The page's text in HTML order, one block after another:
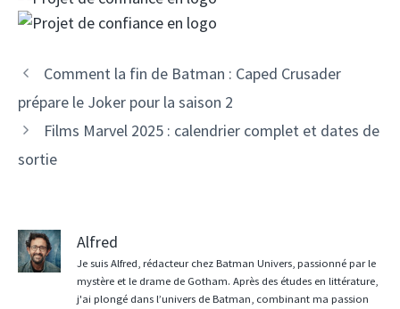
Comment la fin de Batman : Caped Crusader
prépare le Joker pour la saison 2
Films Marvel 2025 : calendrier complet et dates de
sortie
Alfred
Je suis Alfred, rédacteur chez Batman Univers, passionné par le
mystère et le drame de Gotham. Après des études en littérature,
j'ai plongé dans l’univers de Batman, combinant ma passion